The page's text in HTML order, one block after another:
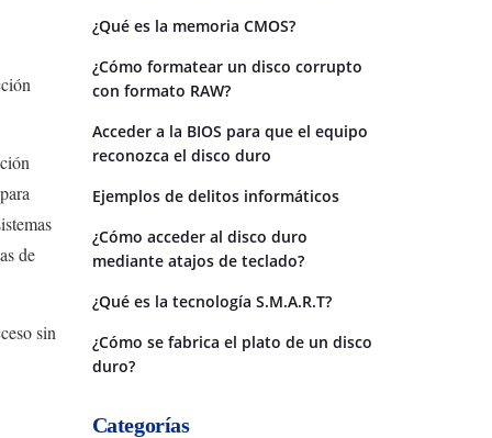
de
sin
¿Qué es la memoria CMOS?
¿Cómo formatear un disco corrupto
con formato RAW?
Acceder a la BIOS para que el equipo
reconozca el disco duro
Ejemplos de delitos informáticos
¿Cómo acceder al disco duro
mediante atajos de teclado?
¿Qué es la tecnología S.M.A.R.T?
¿Cómo se fabrica el plato de un disco
duro?
Categorías